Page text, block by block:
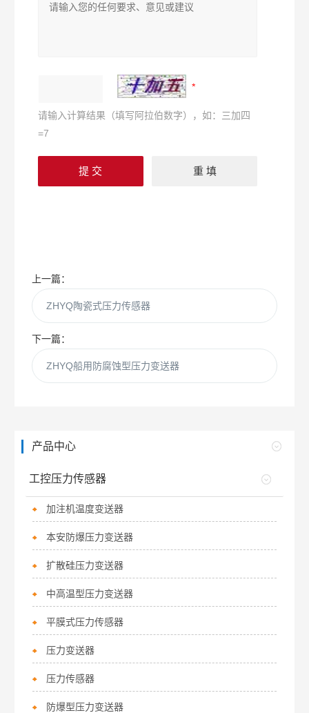
请输入计算结果（填写阿拉伯数字），如：三加四
=7
上一篇：
ZHYQ陶瓷式压力传感器
下一篇：
ZHYQ船用防腐蚀型压力变送器
产品中心
工控压力传感器
加注机温度变送器
本安防爆压力变送器
扩散硅压力变送器
中高温型压力变送器
平膜式压力传感器
压力变送器
压力传感器
防爆型压力变送器